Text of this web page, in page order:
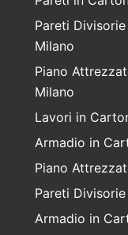
Pareti
Milano
Piano
Milano
Lavori in
Armadio in
Piano
Pareti
Armadio in